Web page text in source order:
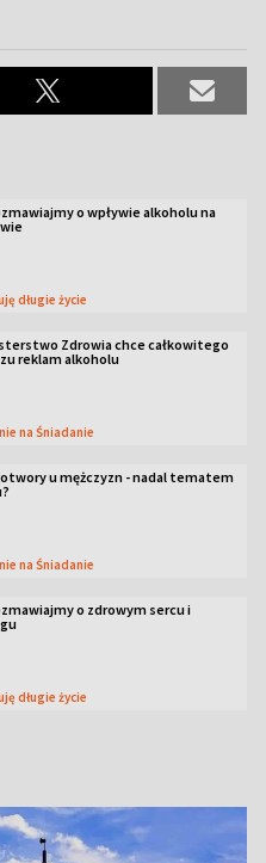
o wpływie alkoholu na
długie życie
Zdrowia chce całkowitego
reklam alkoholu
na Śniadanie
u mężczyzn - nadal tematem
na Śniadanie
o zdrowym sercu i
długie życie